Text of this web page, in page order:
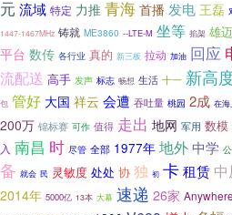
元 流域 特定 力推 青海 首播 发电 王磊
1447-1467MHz 铸就 ME3860 --LTE-M 坐等 掐架 雄迈
平台 数传 各行业 真的 新三板 拉动 加油 回应
流配送 高手 发声 标志 畅想 生活 十一 新高
包 管好 大国 祥云 会遭 吞吐量 桃园 2成 在
200万 锦标赛 可作 值得 走出 地网 军用 数模
入 南昌 时 尽管 全部 1977年 地外中学
备 就会 民 灵敏度 处处 协 独 初 卡租赁 中
2014年 5000亿 13本 大幕 速递 26家 Anywhere